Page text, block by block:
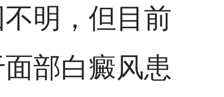
明，但目前
部白癜风患